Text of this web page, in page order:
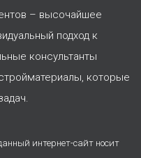
– высочайшее
подход к
консультанты
которые
интернет-сайт носит